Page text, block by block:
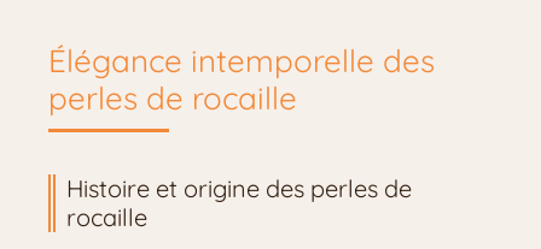
Élégance intemporelle des
perles de rocaille
Histoire et origine des perles de
rocaille